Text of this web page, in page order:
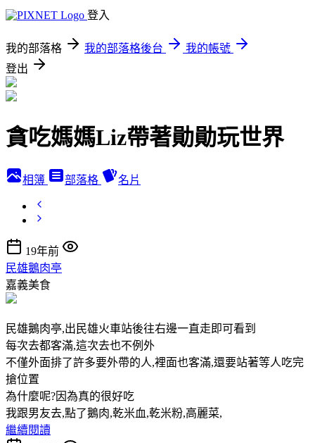
登入
我的部落格 我的部落格後台
我的帳號
登出
貪吃媽媽Liz帶著勛勛玩世界
相簿 部落格 名片
19年前
民雄鵝肉亭
嘉義美食
民雄鵝肉亭,出民雄火車站後往右邊一直走即可看到
每次去都客滿,這次去也不例外
不僅外面排了許多要外帶的人,裡面也客滿,還要站著等人吃完
搶位置
為什麼呢?因為真的很好吃
我跟男友去,點了鵝肉,乾米血,乾米粉,高麗菜,
繼續閱讀